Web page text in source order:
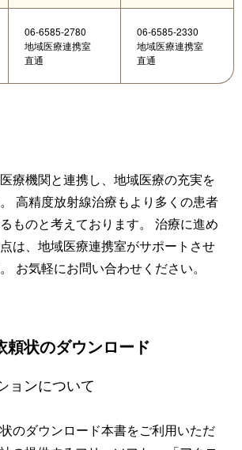
06-6585-2780
地域医療連携室
直通
06-6585-2330
地域医療連携室
直通
療機関と連携し、地域医療の充実を
高精度放射線治療もより多くの患者
ものと考えております。 治療に進め
は、地域医療連携室がサポートさせ
お気軽にお問い合わせください。
頼状のダウンロード
ョンについて
のダウンロード本書をご利用いただ